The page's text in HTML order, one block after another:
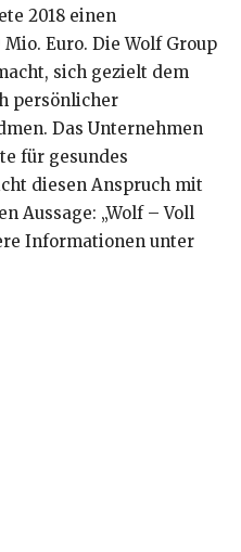
2018 einen
Euro. Die Wolf Group
sich gezielt dem
persönlicher
Das Unternehmen
für gesundes
diesen Anspruch mit
Aussage: „Wolf – Voll
Informationen unter